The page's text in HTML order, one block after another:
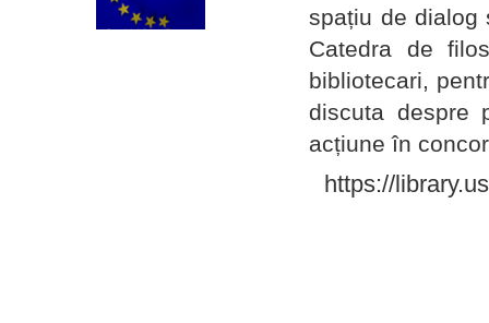
spațiu de dialog
Catedra de
bibliotecari,
discuta despre
acțiune în
https://